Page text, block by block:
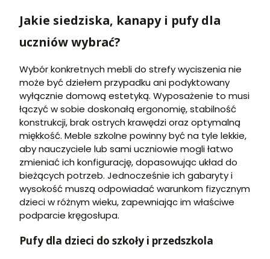
Jakie siedziska, kanapy i pufy dla
uczniów wybrać?
Wybór konkretnych mebli do strefy wyciszenia nie
może być dziełem przypadku ani podyktowany
wyłącznie domową estetyką. Wyposażenie to musi
łączyć w sobie doskonałą ergonomię, stabilność
konstrukcji, brak ostrych krawędzi oraz optymalną
miękkość. Meble szkolne powinny być na tyle lekkie,
aby nauczyciele lub sami uczniowie mogli łatwo
zmieniać ich konfigurację, dopasowując układ do
bieżących potrzeb. Jednocześnie ich gabaryty i
wysokość muszą odpowiadać warunkom fizycznym
dzieci w różnym wieku, zapewniając im właściwe
podparcie kręgosłupa.
Pufy dla dzieci do szkoły i przedszkola